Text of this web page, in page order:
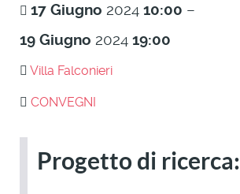
17 Giugno 2024 10:00 –
19 Giugno 2024 19:00
Villa Falconieri
CONVEGNI
Progetto di ricerca: